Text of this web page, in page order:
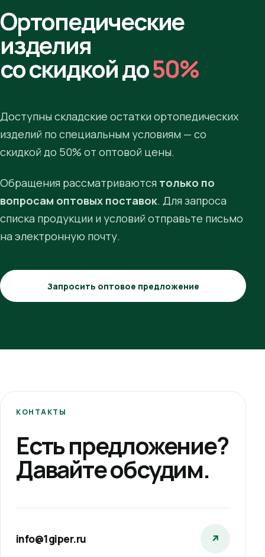
Ортопедические
изделия
со скидкой до50%
Доступны складские остатки ортопедических
изделий по специальным условиям — со
скидкой до 50% от оптовой цены.
Обращения рассматриваются только по
вопросам оптовых поставок. Для запроса
списка продукции и условий отправьте письмо
на электронную почту.
Запросить оптовое предложение
КОНТАКТЫ
Есть предложение?
Давайте обсудим.
info@1giper.ru ↗